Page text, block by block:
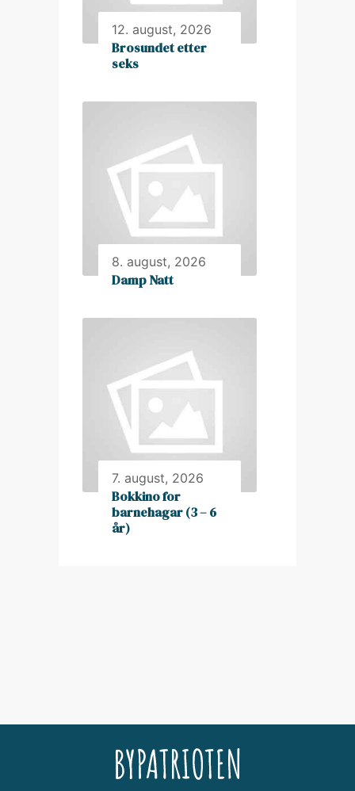
12. august, 2026
Brosundet etter
seks
8. august, 2026
Damp Natt
7. august, 2026
Bokkino for
barnehagar (3 – 6
år)